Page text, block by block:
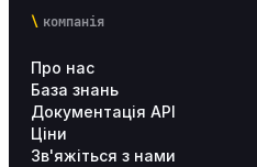
компанія
Про нас
База знань
Документація API
Ціни
Зв'яжіться з нами